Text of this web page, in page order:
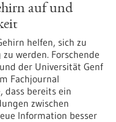
auf und
helfen, sich zu
werden. Forschende
der Universität Genf
Fachjournal
dass bereits ein
zwischen
Information besser